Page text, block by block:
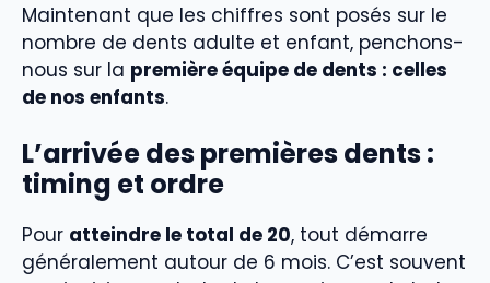
Maintenant que les chiffres sont posés sur le
nombre de dents adulte et enfant, penchons-
nous sur la première équipe de dents : celles
de nos enfants.
L’arrivée des premières dents :
timing et ordre
Pour atteindre le total de 20, tout démarre
généralement autour de 6 mois. C’est souvent